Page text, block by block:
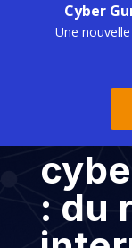
Cyber
Une
de
: du